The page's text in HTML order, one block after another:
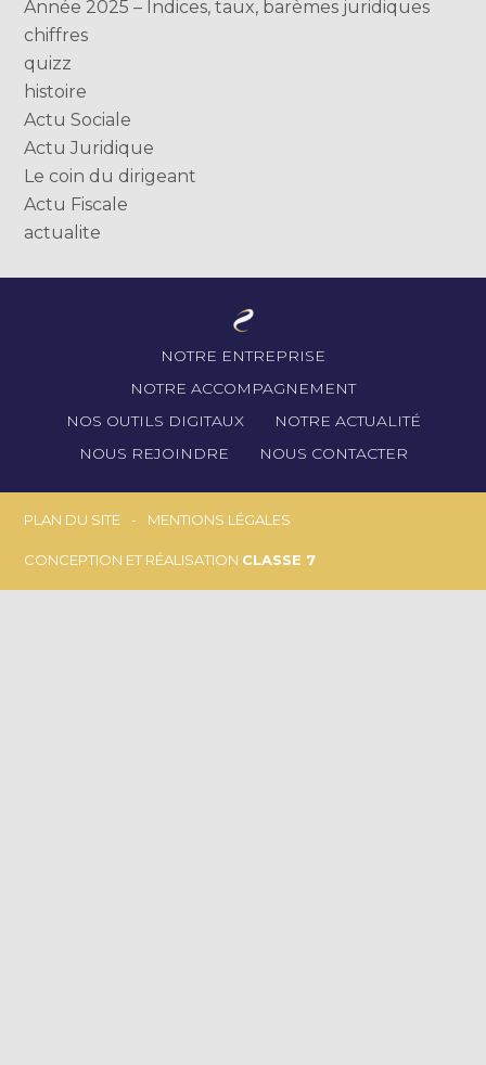
Année 2025 – Indices, taux, barèmes juridiques
chiffres
quizz
histoire
Actu Sociale
Actu Juridique
Le coin du dirigeant
Actu Fiscale
actualite
NOTRE ENTREPRISE
NOTRE ACCOMPAGNEMENT
NOS OUTILS DIGITAUX
NOTRE ACTUALITÉ
NOUS REJOINDRE
NOUS CONTACTER
Footer
PLAN DU SITE MENTIONS LÉGALES
CONCEPTION ET RÉALISATION CLASSE 7